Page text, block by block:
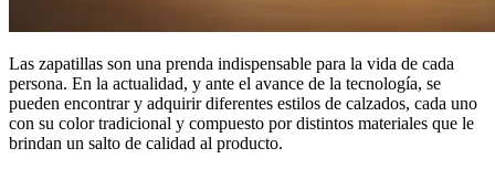
Las zapatillas son una prenda indispensable para la vida de cada
persona. En la actualidad, y ante el avance de la tecnología, se
pueden encontrar y adquirir diferentes estilos de calzados, cada uno
con su color tradicional y compuesto por distintos materiales que le
brindan un salto de calidad al producto.